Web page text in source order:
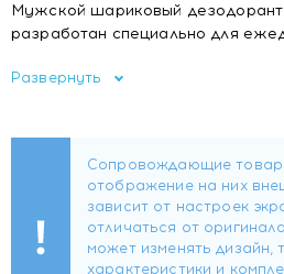
Мужской шариковый
разработан специально для
обеспечивает надежную защиту
содержит этилового спирта,
красителей, прошла
относится к гипоаллергенным
Ключевые преимущества
Развернуть